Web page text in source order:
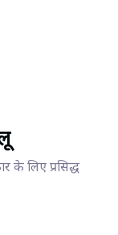
के लिए प्रसिद्ध